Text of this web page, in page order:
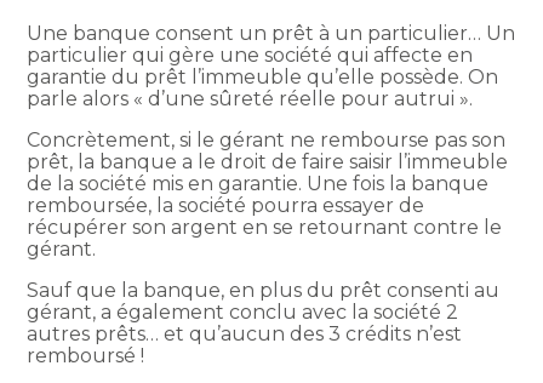
Une banque consent un prêt à un particulier… Un
particulier qui gère une société qui affecte en
garantie du prêt l’immeuble qu’elle possède. On
parle alors « d’une sûreté réelle pour autrui ».
Concrètement, si le gérant ne rembourse pas son
prêt, la banque a le droit de faire saisir l’immeuble
de la société mis en garantie. Une fois la banque
remboursée, la société pourra essayer de
récupérer son argent en se retournant contre le
gérant.
Sauf que la banque, en plus du prêt consenti au
gérant, a également conclu avec la société 2
autres prêts… et qu’aucun des 3 crédits n’est
remboursé !